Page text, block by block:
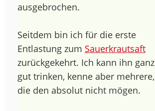
ausgebrochen.
Seitdem bin ich für die erste
Entlastung zum Sauerkrautsaft
zurückgekehrt. Ich kann ihn ganz
gut trinken, kenne aber mehrere,
die den absolut nicht mögen.